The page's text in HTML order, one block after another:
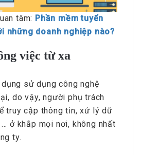
tâm: Phần mềm tuyển
những doanh nghiệp nào?
việc từ xa
sử dụng công nghệ
do vậy, người phụ trách
truy cập thông tin, xử lý dữ
ở khắp mọi nơi, không nhất
ty.